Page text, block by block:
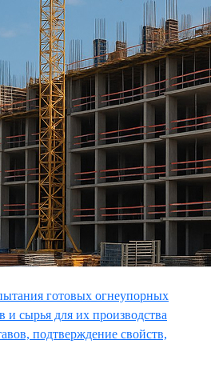
готовых огнеупорных
и сырья для их производства
подтверждение свойств,